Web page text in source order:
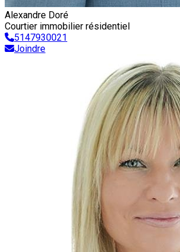
Alexandre Doré
Courtier immobilier résidentiel
5147930021
Joindre